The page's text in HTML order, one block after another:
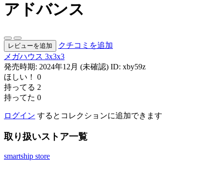
アドバンス
レビューを追加
クチコミを追加
メガハウス 3x3x3
発売時期: 2024年12月 (未確認) ID: xby59z
ほしい！
0
持ってる 2
持ってた 0
ログイン するとコレクションに追加できます
取り扱いストア一覧
smartship store